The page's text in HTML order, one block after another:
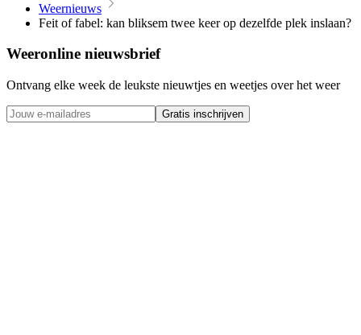
Weernieuws
Feit of fabel: kan bliksem twee keer op dezelfde plek inslaan?
Weeronline nieuwsbrief
Ontvang elke week de leukste nieuwtjes en weetjes over het weer
Gratis inschrijven